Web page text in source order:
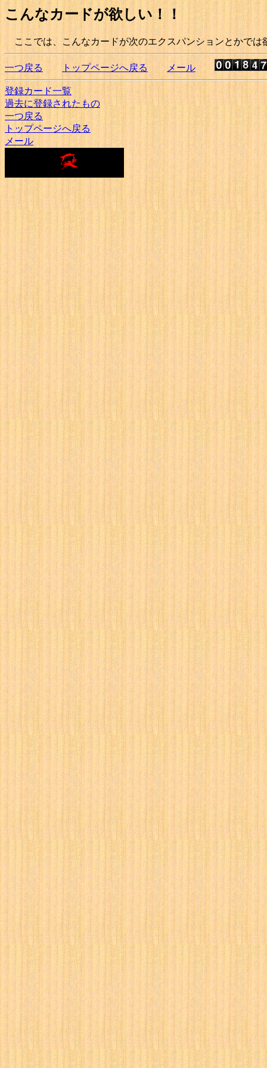
こんなカードが欲しい！！
ここでは、こんなカードが次のエクスパンションとかでは
一つ戻る トップページへ戻る メール
登録カード一覧
過去に登録されたもの
一つ戻る
トップページへ戻る
メール